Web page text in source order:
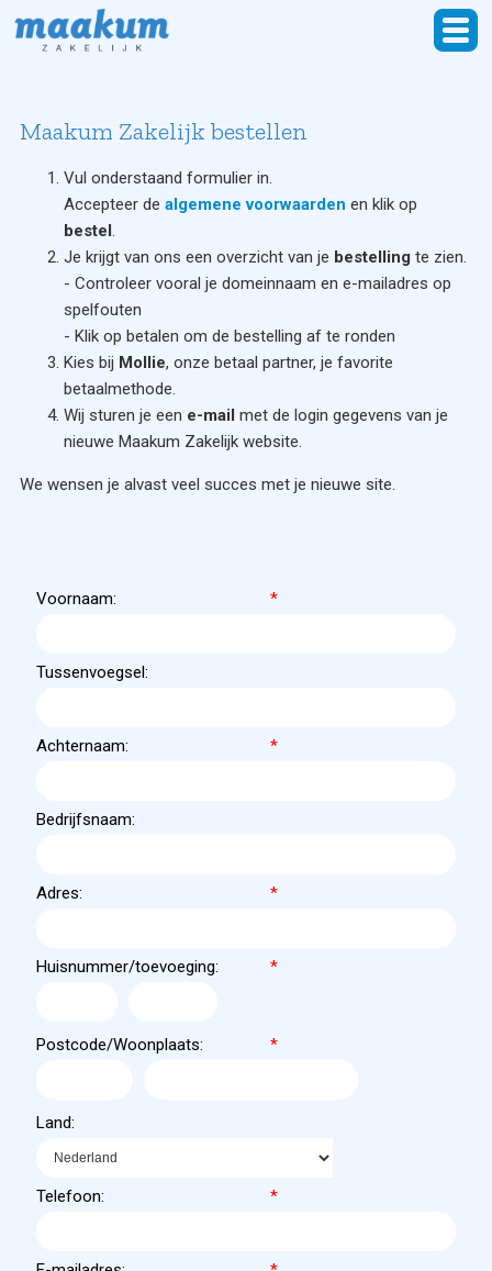
Maakum Zakelijk bestellen
Vul onderstaand formulier in.
Accepteer de algemene voorwaarden en klik op
bestel.
Je krijgt van ons een overzicht van je bestelling te zien.
- Controleer vooral je domeinnaam en e-mailadres op
spelfouten
- Klik op betalen om de bestelling af te ronden
Kies bij Mollie, onze betaal partner, je favorite
betaalmethode.
Wij sturen je een e-mail met de login gegevens van je
nieuwe Maakum Zakelijk website.
We wensen je alvast veel succes met je nieuwe site.
Voornaam: *
Tussenvoegsel:
Achternaam: *
Bedrijfsnaam:
Adres: *
Huisnummer/toevoeging: *
Postcode/Woonplaats: *
Land:
Telefoon: *